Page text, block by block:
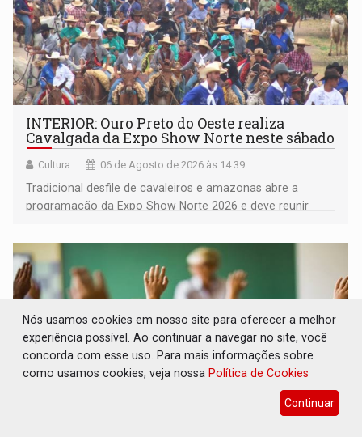
INTERIOR: Ouro Preto do Oeste realiza
Cavalgada da Expo Show Norte neste sábado
Cultura 06 de Agosto de 2026 às 14:39
Tradicional desfile de cavaleiros e amazonas abre a
programação da Expo Show Norte 2026 e deve reunir
Nós usamos cookies em nosso site para oferecer a melhor
experiência possível. Ao continuar a navegar no site, você
concorda com esse uso. Para mais informações sobre
como usamos cookies, veja nossa Política de Cookies
Continuar